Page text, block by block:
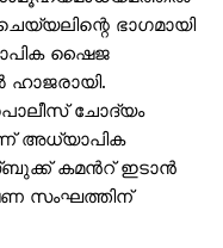
ഭാഗമായി
ഷൈജ
ചോദ്യം
അധ്യാപിക
കമന്‍റ് ഇടാൻ
സംഘത്തിന്